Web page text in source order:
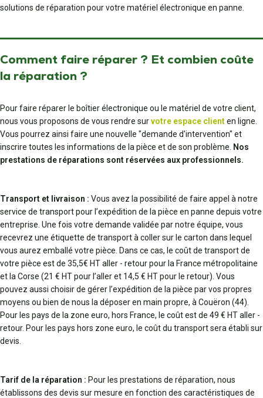
solutions de réparation pour votre matériel électronique en panne.
Comment faire réparer ? Et combien coûte
la réparation ?
Pour faire réparer le boîtier électronique ou le matériel de votre client,
nous vous proposons de vous rendre survotre espace clienten ligne.
Vous pourrez ainsi faire une nouvelle "demande d'intervention" et
inscrire toutes les informations de la pièce et de son problème. Nos
prestations de réparations sont réservées aux professionnels.
Transport et livraison : Vous avez la possibilité de faire appel à notre
service de transport pour l’expédition de la pièce en panne depuis votre
entreprise. Une fois votre demande validée par notre équipe, vous
recevrez une étiquette de transport à coller sur le carton dans lequel
vous aurez emballé votre pièce. Dans ce cas, le coût de transport de
votre pièce est de 35,5€ HT aller - retour pour la France métropolitaine
et la Corse (21 € HT pour l’aller et 14,5 € HT pour le retour). Vous
pouvez aussi choisir de gérer l’expédition de la pièce par vos propres
moyens ou bien de nous la déposer en main propre, à Couëron (44).
Pour les pays de la zone euro, hors France, le coût est de 49 € HT aller -
retour. Pour les pays hors zone euro, le coût du transport sera établi sur
devis.
Tarif de la réparation : Pour les prestations de réparation, nous
établissons des devis sur mesure en fonction des caractéristiques de